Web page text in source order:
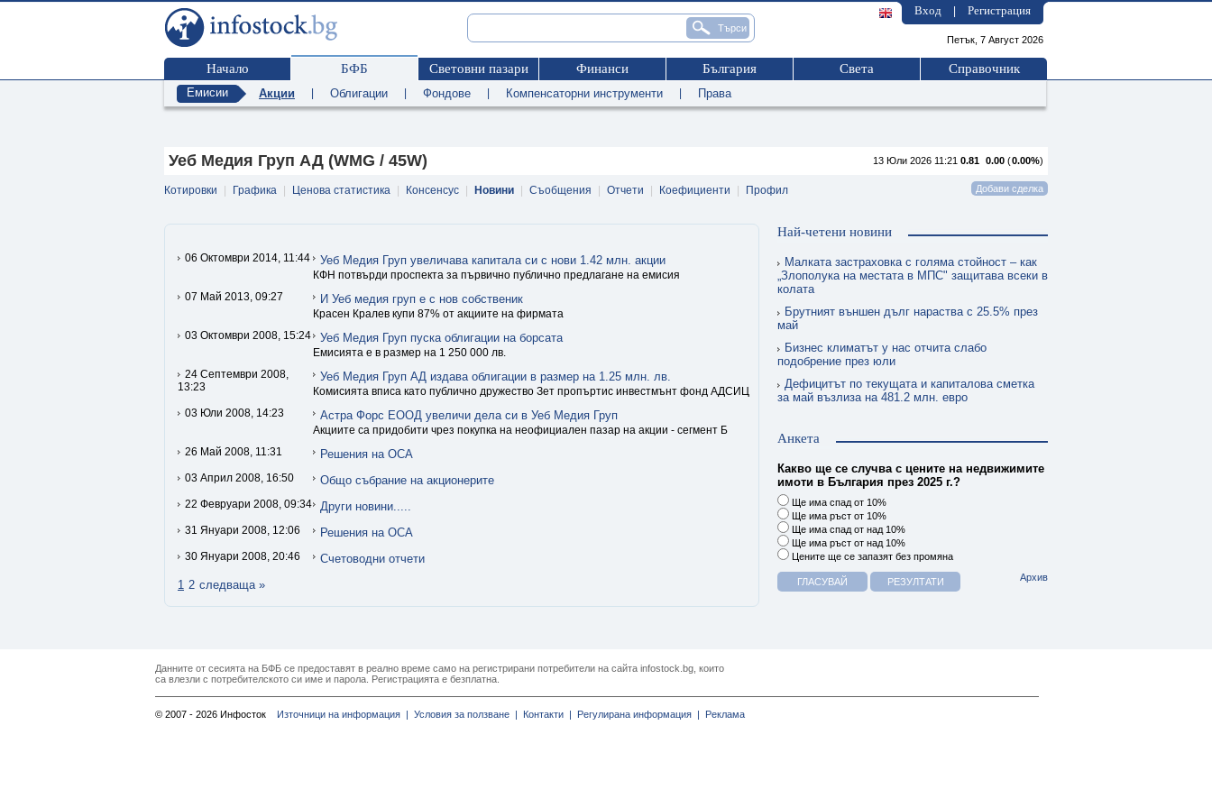
Вход Регистрация
Петък, 7 Август 2026
Начало БФБ Световни пазари Финанси България Света Справочник
Емисии Акции Облигации Фондове Компенсаторни инструменти Права
13 Юли 2026 11:21 0.81 0.00 (0.00%)
Уеб Медия Груп АД (WMG / 45W)
Котировки Графика Ценова статистика Консенсус Новини Съобщения Отчети Коефициенти Профил
06 Октомври 2014, 11:44 Уеб Медия Груп увеличава капитала си с нови 1.42 млн. акции
КФН потвърди проспекта за първично публично предлагане на емисия
07 Май 2013, 09:27
И Уеб медия груп е с нов собственик
Красен Кралев купи 87% от акциите на фирмата
03 Октомври 2008, 15:24
Уеб Медия Груп пуска облигации на борсата
Емисията е в размер на 1 250 000 лв.
24 Септември 2008,
13:23
Уеб Медия Груп АД издава облигации в размер на 1.25 млн. лв.
Комисията вписа като публично дружество Зет пропъртис инвестмънт фонд АДСИЦ
03 Юли 2008, 14:23
Астра Форс ЕООД увеличи дела си в Уеб Медия Груп
Акциите са придобити чрез покупка на неофициален пазар на акции - сегмент Б
26 Май 2008, 11:31
Решения на ОСА
03 Април 2008, 16:50 Общо събрание на акционерите
22 Февруари 2008, 09:34 Други новини.....
31 Януари 2008, 12:06 Решения на ОСА
30 Януари 2008, 20:46
Счетоводни отчети
1 2 следваща »
Най-четени новини
Малката застраховка с голяма стойност – как
„Злополука на местата в МПС" защитава всеки в
колата
Брутният външен дълг нараства с 25.5% през
май
Бизнес климатът у нас отчита слабо
подобрение през юли
Дефицитът по текущата и капиталова сметка
за май възлиза на 481.2 млн. евро
Анкета
Какво ще се случва с цените на недвижимите
имоти в България през 2025 г.?
Ще има спад от 10%
Ще има ръст от 10%
Ще има спад от над 10%
Ще има ръст от над 10%
Цените ще се запазят без промяна
Архив
Данните от сесията на БФБ се предоставят в реално време само на регистрирани потребители на сайта infostock.bg, които
са влезли с потребителското си име и парола. Регистрацията е безплатна.
© 2007 - 2026 Инфосток Източници на информация | Условия за ползване | Контакти | Регулирана информация | Реклама